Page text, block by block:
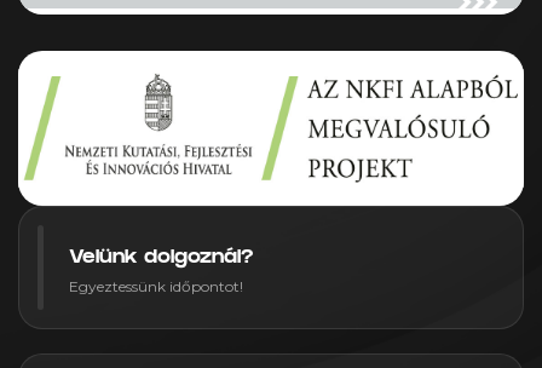
Velünk dolgoznál?
Egyeztessünk időpontot!